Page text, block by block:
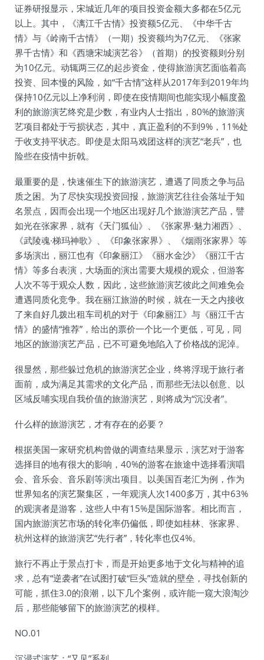
证券研报显示，宋城近几年的项目投资金额大多都在5亿元
以上。其中，《漓江千古情》投资额5亿元、《中华千古
情》与《岭南千古情》（一期）投资额均为7亿元、《张家
界千古情》和《西塘宋城演艺谷》（首期）的投资额则分别
为10亿元。动辄两三亿的起步资金，使得旅游演艺面临着高
投资、回本慢的风险，如“千古情”这样从2017年到2019年均
保持10亿元以上净利润，即使在疫情期间也能实现小幅度盈
利的旅游演艺终究是少数，有业内人士指出，80%的旅游演
艺项目都处于亏损状态，其中，真正盈利的不到9%，11%处
于收支持平状态。即使是太阳马戏团这样的演艺“老兵”，也
险些在疫情中折戟。
最重要的是，快速催生下的旅游演艺，遭遇了同质之争与品
质之困。为了尽快实现投资回报，旅游演艺往往会落址于知
名景点，因而会出现一个地区出现好几个旅游演艺产品，譬
如光在张家界，就有《天门狐仙》、《张家界·魅力湘西》、
《武陵魂·梯玛神歌》、《印象张家界》、《烟雨张家界》等
多场演出，丽江也有《印象丽江》《丽水金沙》《丽江千古
情》等多台表演，大场面的演出需要大规模的观众，但游客
人次不等于观众人数，因此，这些旅游演艺彼此之间难免会
遭遇同质化竞争。我在丽江旅游的时候，就在一天之内接收
了来自好几拨出租车司机的对于《印象丽江》与《丽江千古
情》的盛情“推荐”，给出的票价一个比一个更低，可见，同
地区的旅游演艺产品，已不可避免地陷入了价格战的泥淖。
很显然，那些躲过危机的旅游演艺企业，终将浮现于旅行者
面前，成为满足其需求的文化产品，而那些无法以创意、以
区域反哺实现自我价值的旅游演艺，则将成为“沉没者”。
什么样的旅游演艺，才有存在的必要？
根据美国一家研究机构曾做的调查结果显示，演艺对于游客
选择目的地有很大的影响，40%的游客在旅途中选择看演唱
会、音乐会、音乐剧等演出项目。以美国百老汇为例，作为
世界知名的演艺聚集区，一年观演人次1400多万，其中63%
的观演者是游客，这些人中有15%是国际游客。相比而言，
国内旅游演艺市场的转化率仍偏低，即使如桂林、张家界、
杭州这样的旅游演艺“先行者”，转化率也仅4%。
旅行不再止于景点打卡，而是开始更多地于文化与精神的追
求，总有“逆袭者”在试图打破“巨头”造就的壁垒，寻找创新的
可能，抓住3.0的浪潮，以下几个案例，或许能一窥大浪淘沙
后，那些能够留下的旅游演艺的模样。
NO.01